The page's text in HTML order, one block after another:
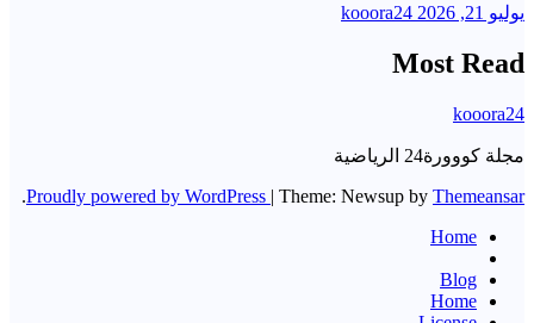
يوليو 21, 2026 kooora24
Most Read
kooora24
مجلة كووورة24 الرياضية
Proudly powered by WordPress | Theme: Newsup by Themeansar
.
Home
Blog
Home